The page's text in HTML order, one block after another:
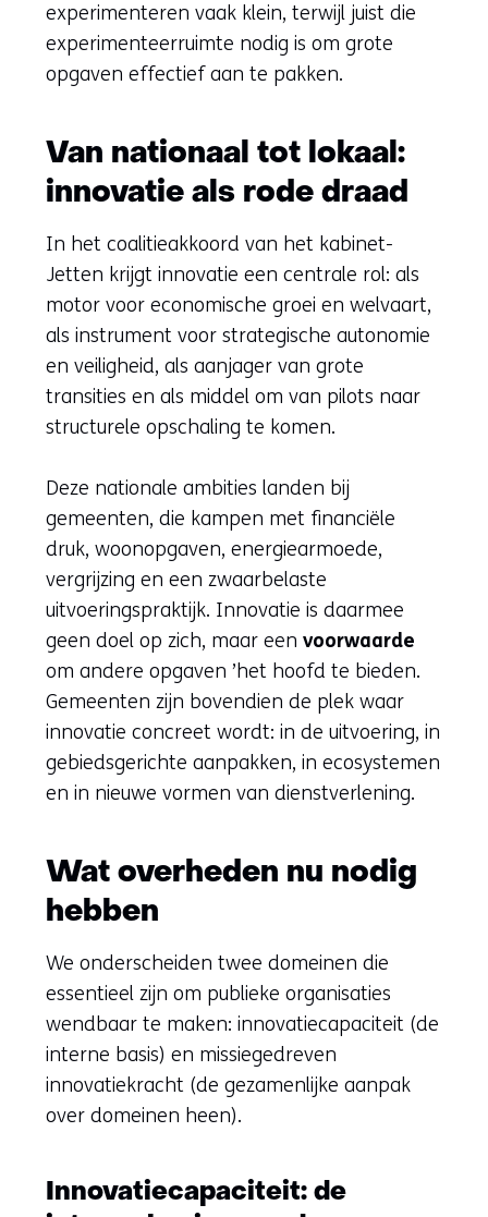
experimenteren vaak klein, terwijl juist die
experimenteerruimte nodig is om grote
opgaven effectief aan te pakken.
Van nationaal tot lokaal:
innovatie als rode draad
In het coalitieakkoord van het kabinet-
Jetten krijgt innovatie een centrale rol: als
motor voor economische groei en welvaart,
als instrument voor strategische autonomie
en veiligheid, als aanjager van grote
transities en als middel om van pilots naar
structurele opschaling te komen.
Deze nationale ambities landen bij
gemeenten, die kampen met financiële
druk, woonopgaven, energiearmoede,
vergrijzing en een zwaarbelaste
uitvoeringspraktijk. Innovatie is daarmee
geen doel op zich, maar een voorwaarde
om andere opgaven ’het hoofd te bieden.
Gemeenten zijn bovendien de plek waar
innovatie concreet wordt: in de uitvoering, in
gebiedsgerichte aanpakken, in ecosystemen
en in nieuwe vormen van dienstverlening.
Wat overheden nu nodig
hebben
We onderscheiden twee domeinen die
essentieel zijn om publieke organisaties
wendbaar te maken: innovatiecapaciteit (de
interne basis) en missiegedreven
innovatiekracht (de gezamenlijke aanpak
over domeinen heen).
Innovatiecapaciteit: de